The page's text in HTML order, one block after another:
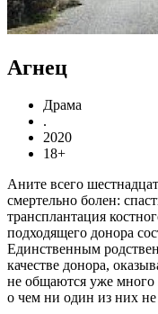
Агнец
Драма
.
2020
18+
Аните всего
смертельно болен:
трансплантация
подходящего донора
Единственным
качестве донора,
не общаются уже
о чем ни один из них не